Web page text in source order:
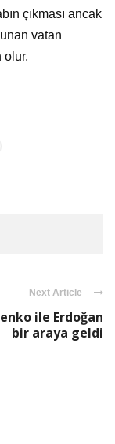
çıkması ancak
vatan
olur.
Next Article
ile Erdoğan
bir araya geldi